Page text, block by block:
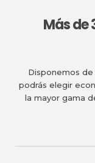
Más de
Disponemos
podrás elegir
la mayor gama